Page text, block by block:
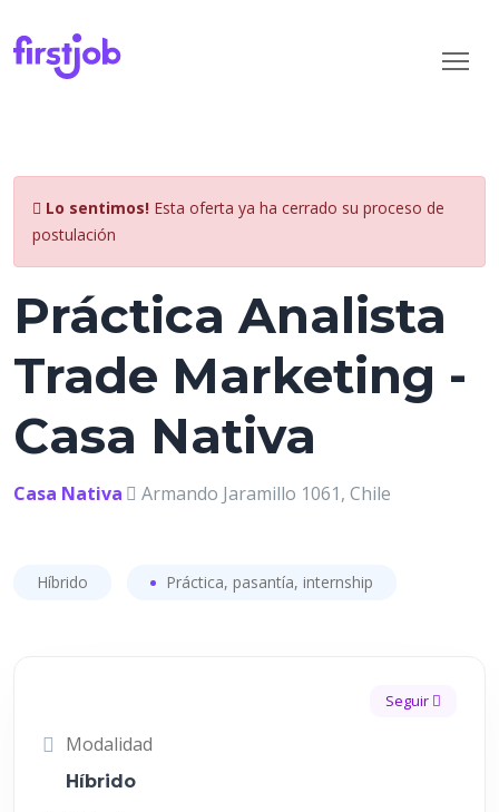
Lo sentimos! Esta oferta ya ha cerrado su proceso de
postulación
Práctica Analista
Trade Marketing -
Casa Nativa
Casa Nativa Armando Jaramillo 1061, Chile
Híbrido Práctica, pasantía, internship
Seguir
Modalidad
Híbrido